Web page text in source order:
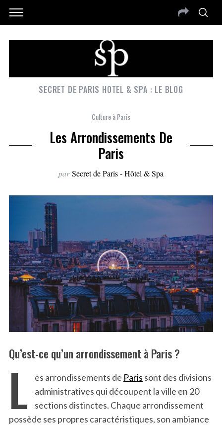
SECRET DE PARIS HOTEL & SPA : LE BLOG
Culture à Paris
Les Arrondissements De
Paris
par Secret de Paris - Hôtel & Spa
Qu’est-ce qu’un arrondissement à Paris ?
L es arrondissements de Paris sont des divisions
administratives qui découpent la ville en 20
sections distinctes. Chaque arrondissement
possède ses propres caractéristiques, son ambiance